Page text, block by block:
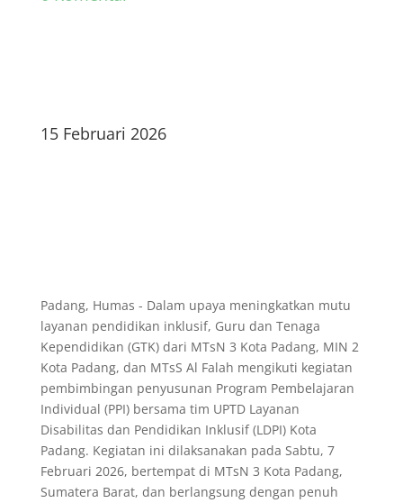
15 Februari 2026
Padang, Humas - Dalam upaya meningkatkan mutu
layanan pendidikan inklusif, Guru dan Tenaga
Kependidikan (GTK) dari MTsN 3 Kota Padang, MIN 2
Kota Padang, dan MTsS Al Falah mengikuti kegiatan
pembimbingan penyusunan Program Pembelajaran
Individual (PPI) bersama tim UPTD Layanan
Disabilitas dan Pendidikan Inklusif (LDPI) Kota
Padang. Kegiatan ini dilaksanakan pada Sabtu, 7
Februari 2026, bertempat di MTsN 3 Kota Padang,
Sumatera Barat, dan berlangsung dengan penuh